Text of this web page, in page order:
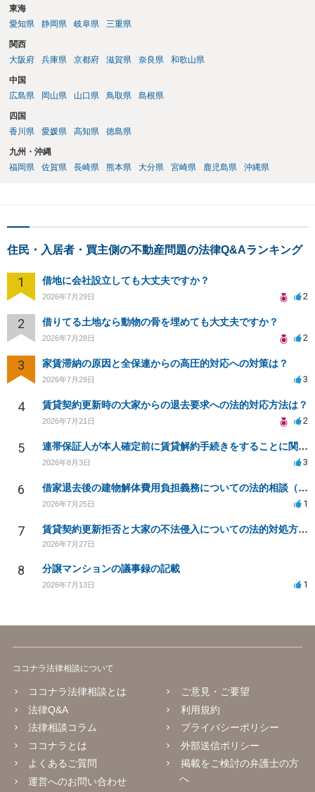
東海
愛知県
静岡県 岐阜県 三重県
関西
大阪府
兵庫県 京都府 滋賀県 奈良県 和歌山県
中国
広島県
岡山県 山口県 鳥取県 島根県
四国
香川県
愛媛県 高知県 徳島県
九州・沖縄
福岡県
佐賀県 長崎県 熊本県 大分県 宮崎県 鹿児島県 沖縄県
住民・入居者・買主側の不動産問題の法律Q&Aランキング
1 借地に会社設立しても大丈夫ですか？
2026年7月29日 2
2 借りてる土地なら動物の骨を埋めても大丈夫ですか？
2026年7月28日 2
3 家賃滞納の原因と全保連からの高圧的対応への対策は？
2026年7月29日 3
4 賃貸契約更新時の大家からの退去要求への法的対応方法は？
2026年7月21日 2
5 連帯保証人が本人確定前に賃貸解約手続きをすることに関して
2026年8月3日 3
6 借家退去後の建物解体費用負担義務についての法的相談（補足説明修正）
2026年7月25日 1
7 賃貸契約更新拒否と大家の不法侵入についての法的対処方法は？
2026年7月27日
8 分譲マンションの議事録の記載
2026年7月13日 1
ココナラ法律相談について
ココナラ法律相談とは
法律Q&A
法律相談コラム
ココナラとは
よくあるご質問
運営へのお問い合わせ
ご意見・ご要望
利用規約
プライバシーポリシー
外部送信ポリシー
掲載をご検討の弁護士の方
へ